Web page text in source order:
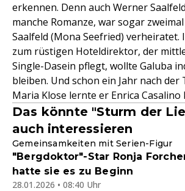
erkennen. Denn auch Werner
manche Romanze, war sogar
Saalfeld (Mona Seefried) verheiratet.
zum rüstigen Hoteldirektor, der
Single-Dasein pflegt, wollte Galuba
bleiben. Und schon ein Jahr nach
Maria Klose lernte er Enrica Casalino
Das könnte "Sturm der
auch interessieren
Gemeinsamkeiten mit Serien-Figur
"Bergdoktor"-Star Ronja
hatte sie es zu Beginn
28.01.2026 • 08:40 Uhr